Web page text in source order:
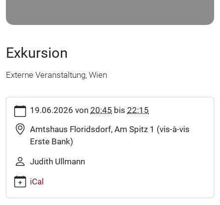
Exkursion
Externe Veranstaltung, Wien
floridsdorf-
mehr-
abendsegler
2026-
06-
19.06.2026 von 20:45 bis 22:15
Amtshaus Floridsdorf, Am Spitz 1 (vis-à-vis
Erste Bank)
Judith Ullmann
iCal